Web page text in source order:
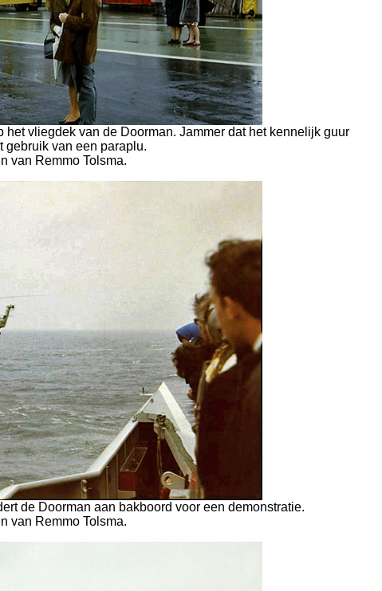
vliegdek van de Doorman. Jammer dat het kennelijk guur
gebruik van een paraplu.
van Remmo Tolsma.
de Doorman aan bakboord voor een demonstratie.
van Remmo Tolsma.